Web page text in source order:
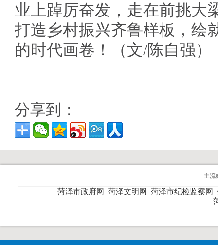
业上踔厉奋发，走在前挑大
打造乡村振兴齐鲁样板，绘
的时代画卷！（文/陈自强）
分享到：
主流
菏泽市政府网 菏泽文明网 菏泽市纪检监察网